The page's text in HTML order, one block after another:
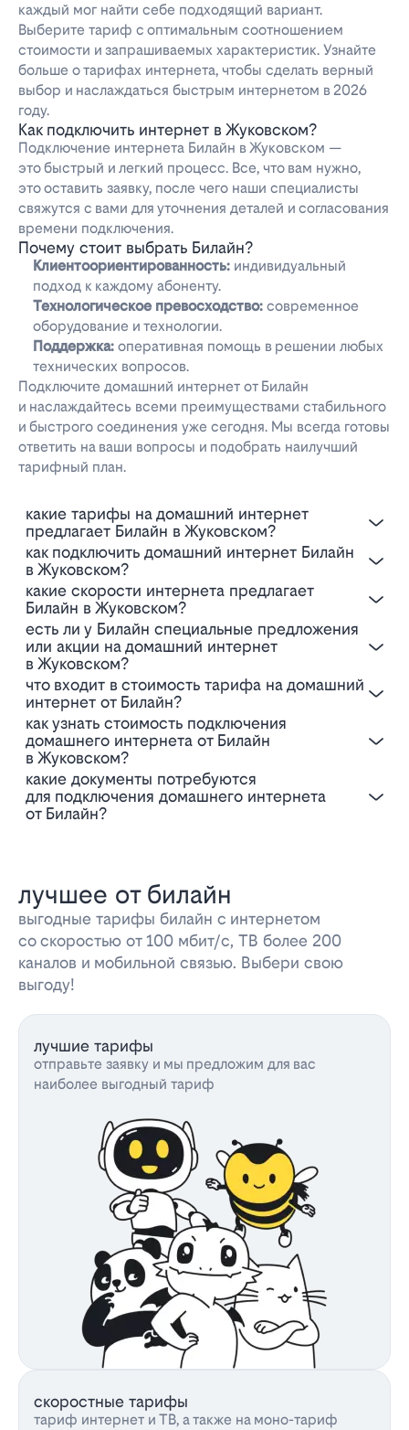
каждый мог найти себе подходящий вариант.
Выберите тариф с оптимальным соотношением
стоимости и запрашиваемых характеристик. Узнайте
больше о тарифах интернета, чтобы сделать верный
выбор и наслаждаться быстрым интернетом в 2026
году.
Как подключить интернет в Жуковском?
Подключение интернета Билайн в Жуковском —
это быстрый и легкий процесс. Все, что вам нужно,
это оставить заявку, после чего наши специалисты
свяжутся с вами для уточнения деталей и согласования
времени подключения.
Почему стоит выбрать Билайн?
Клиентоориентированность: индивидуальный
подход к каждому абоненту.
Технологическое превосходство: современное
оборудование и технологии.
Поддержка: оперативная помощь в решении любых
технических вопросов.
Подключите домашний интернет от Билайн
и наслаждайтесь всеми преимуществами стабильного
и быстрого соединения уже сегодня. Мы всегда готовы
ответить на ваши вопросы и подобрать наилучший
тарифный план.
Какие тарифы на домашний интернет
предлагает Билайн в Жуковском?
Как подключить домашний интернет Билайн
в Жуковском?
Какие скорости интернета предлагает
Билайн в Жуковском?
Есть ли у Билайн специальные предложения
или акции на домашний интернет
в Жуковском?
Что входит в стоимость тарифа на домашний
интернет от Билайн?
Как узнать стоимость подключения
домашнего интернета от Билайн
в Жуковском?
Какие документы потребуются
для подключения домашнего интернета
от Билайн?
лучшее от билайн
выгодные тарифы билайн с интернетом
со скоростью от 100 мбит/с, ТВ более 200
каналов и мобильной связью. Выбери свою
выгоду!
лучшие тарифы
отправьте заявку и мы предложим для вас
наиболее выгодный тариф
скоростные тарифы
тариф интернет и ТВ, а также на моно-тариф